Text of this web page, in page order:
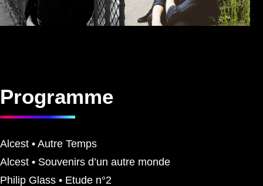
Programme
Alcest • Autre Temps
Alcest • Souvenirs d’un autre monde
Philip Glass • Etude n°2